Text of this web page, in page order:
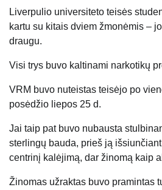
Liverpulio universiteto teisės
kartu su kitais dviem žmonėmis –
draugu.
Visi trys buvo kaltinami narkotikų
VRM buvo nuteistas teisėjo po
posėdžio liepos 25 d.
Jai taip pat buvo nubausta
sterlingų bauda, ​​prieš ją
centrinį kalėjimą, dar žinomą kaip
Žinomas užraktas buvo pramintas